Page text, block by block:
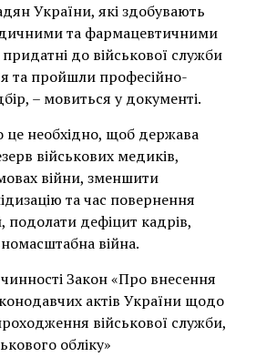
України, які здобувають
та фармацевтичними
до військової служби
та пройшли професійно-
– мовиться у документі.
необхідно, щоб держава
військових медиків,
війни, зменшити
та час повернення
подолати дефіцит кадрів,
війна.
чинності Закон «Про внесення
актів України щодо
військової служби,
обліку»